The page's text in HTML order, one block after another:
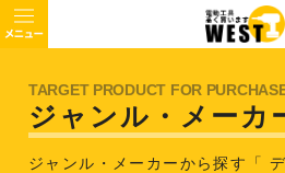
ジャンル・メーカ
ジャンル・メーカーから探す「